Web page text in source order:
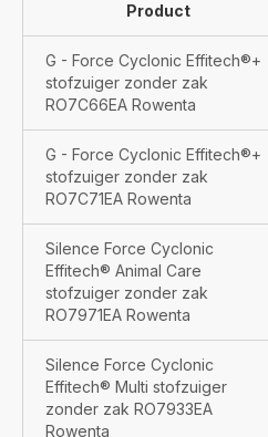
Product
G - Force Cyclonic Effitech®+
stofzuiger zonder zak
RO7C66EA Rowenta
G - Force Cyclonic Effitech®+
stofzuiger zonder zak
RO7C71EA Rowenta
Silence Force Cyclonic
Effitech® Animal Care
stofzuiger zonder zak
RO7971EA Rowenta
Silence Force Cyclonic
Effitech® Multi stofzuiger
zonder zak RO7933EA
Rowenta